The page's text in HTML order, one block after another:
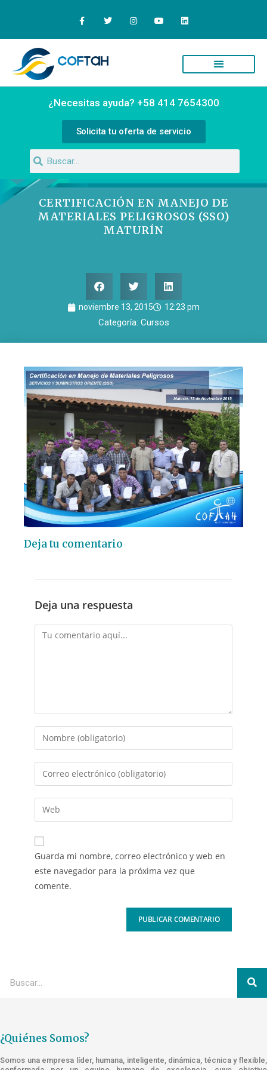
¿Necesitas ayuda? +58 414 7654300
Solicita tu oferta de servicio
CERTIFICACIÓN EN MANEJO DE
MATERIALES PELIGROSOS (SSO)
MATURÍN
noviembre 13, 2015 12:23 pm
Categoría: Cursos
Deja tu comentario
Deja una respuesta
Guarda mi nombre, correo electrónico y web en
este navegador para la próxima vez que
comente.
¿Quiénes Somos?
Somos una empresa líder, humana, inteligente, dinámica, técnica y flexible,